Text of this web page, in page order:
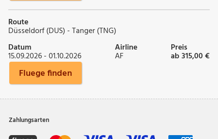
Route
Düsseldorf (DUS) - Tanger (TNG)
Datum
15.09.2026 - 01.10.2026
Airline
AF
Preis
ab 315,00 €
Fluege finden